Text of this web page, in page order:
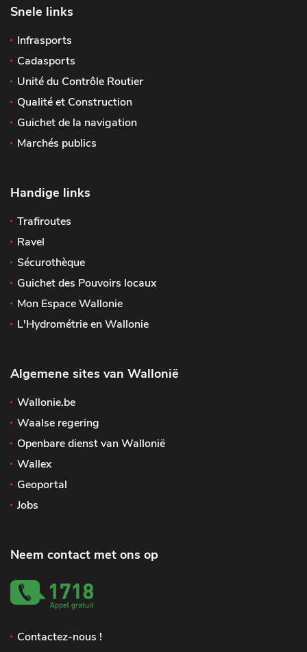
Snele links
Infrasports
Cadasports
Unité du Contrôle Routier
Qualité et Construction
Guichet de la navigation
Marchés publics
Handige links
Trafiroutes
Ravel
Sécurothèque
Guichet des Pouvoirs locaux
Mon Espace Wallonie
L'Hydrométrie en Wallonie
Algemene sites van Wallonië
Wallonie.be
Waalse regering
Openbare dienst van Wallonië
Wallex
Geoportal
Jobs
Neem contact met ons op
Contactez-nous !